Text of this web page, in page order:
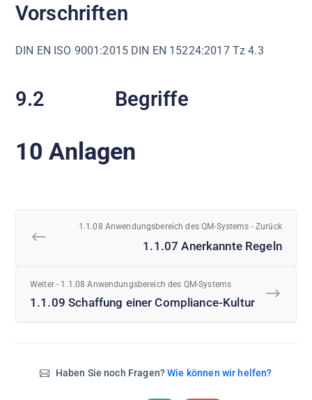
Vorschriften
DIN EN ISO 9001:2015 DIN EN 15224:2017 Tz 4.3
9.2 Begriffe
10 Anlagen
1.1.08 Anwendungsbereich des QM-Systems - Zurück
1.1.07 Anerkannte Regeln
Weiter - 1.1.08 Anwendungsbereich des QM-Systems
1.1.09 Schaffung einer Compliance-Kultur
Haben Sie noch Fragen?Wie können wir helfen?